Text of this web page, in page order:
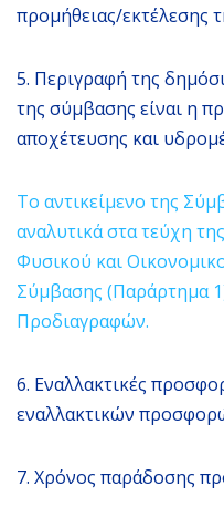
προμήθειας/εκτέλεσης
5. Περιγραφή της
της σύμβασης είναι η
αποχέτευσης και
Το αντικείμενο της
αναλυτικά στα τεύχη
Φυσικού και
Σύμβασης (Παράρτημα
Προδιαγραφών.
6. Εναλλακτικές
εναλλακτικών
7. Χρόνος παράδοσης